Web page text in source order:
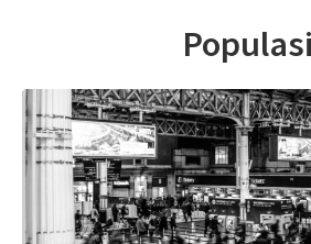
Populasi